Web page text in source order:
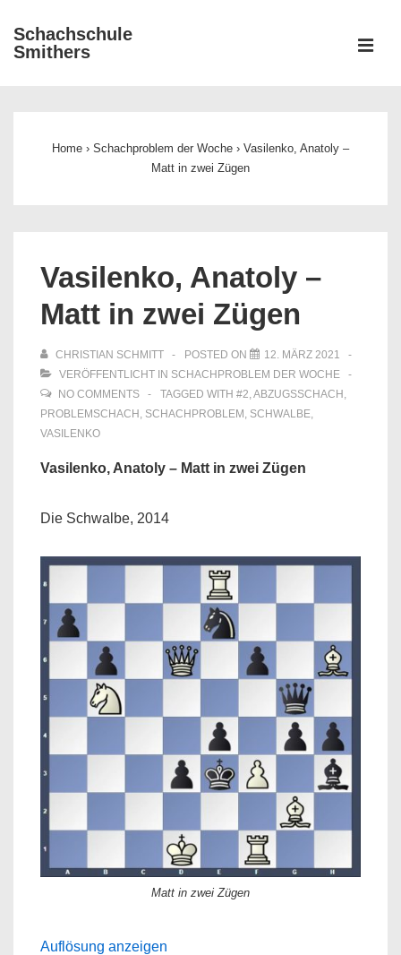
Zum
Inhalt
Schachschule
Smithers
Home › Schachproblem der Woche › Vasilenko, Anatoly –
Matt in zwei Zügen
Vasilenko, Anatoly –
Matt in zwei Zügen
CHRISTIAN SCHMITT POSTED ON
12. MÄRZ 2021
VERÖFFENTLICHT IN SCHACHPROBLEM DER WOCHE
NO COMMENTS
TAGGED WITH #2,ABZUGSSCHACH ,
PROBLEMSCHACH , SCHACHPROBLEM , SCHWALBE,
VASILENKO
Vasilenko, Anatoly – Matt in zwei Zügen
Die Schwalbe, 2014
Matt in zwei Zügen
Auflösung anzeigen